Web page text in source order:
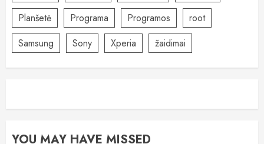
Planšetė
Programa Programos
root
Samsung
Sony Xperia žaidimai
YOU MAY HAVE MISSED